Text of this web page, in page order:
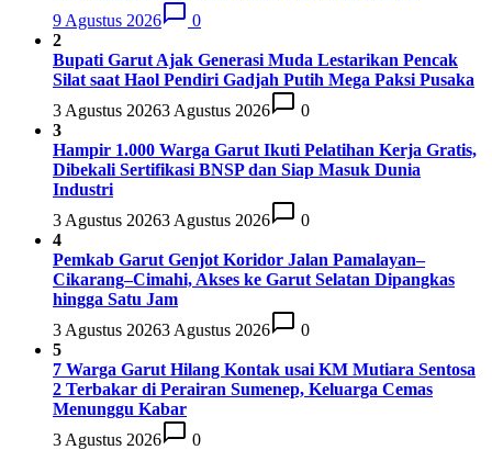
9 Agustus 2026
0
2
Bupati Garut Ajak Generasi Muda Lestarikan Pencak
Silat saat Haol Pendiri Gadjah Putih Mega Paksi Pusaka
3 Agustus 20263 Agustus 2026
0
3
Hampir 1.000 Warga Garut Ikuti Pelatihan Kerja Gratis,
Dibekali Sertifikasi BNSP dan Siap Masuk Dunia
Industri
3 Agustus 20263 Agustus 2026
0
4
Pemkab Garut Genjot Koridor Jalan Pamalayan–
Cikarang–Cimahi, Akses ke Garut Selatan Dipangkas
hingga Satu Jam
3 Agustus 20263 Agustus 2026
0
5
7 Warga Garut Hilang Kontak usai KM Mutiara Sentosa
2 Terbakar di Perairan Sumenep, Keluarga Cemas
Menunggu Kabar
3 Agustus 2026
0